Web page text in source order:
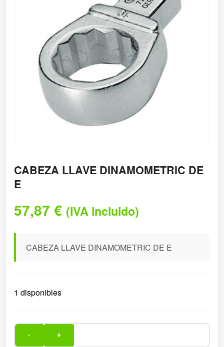
CABEZA LLAVE DINAMOMETRIC DE
E
57,87 € (IVA incluido)
CABEZA LLAVE DINAMOMETRIC DE E
1 disponibles
- +